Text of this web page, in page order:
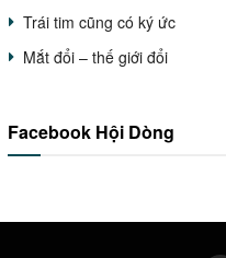
Trái tim cũng có ký ức
Mắt đổi – thế giới đổi
Facebook Hội Dòng